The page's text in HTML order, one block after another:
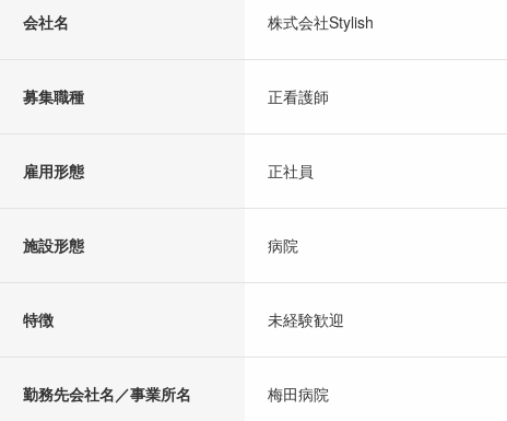
会社名 株式会社Stylish
募集職種 正看護師
雇用形態 正社員
施設形態 病院
特徴 未経験歓迎
勤務先会社名／事業所名 梅田病院